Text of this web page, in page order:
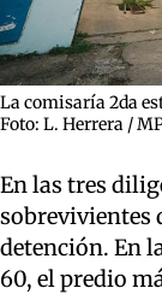
La comisaría 2da
Foto: L. Herrera /
En las tres
sobrevivientes
detención. En
60, el predio